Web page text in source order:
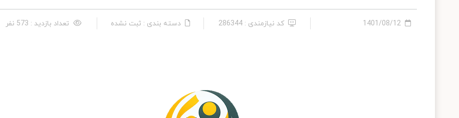
1401/08/12 کد نیازمندی : 286344 دسته بندی : ثبت نشده تعداد بازدید : 573 نفر